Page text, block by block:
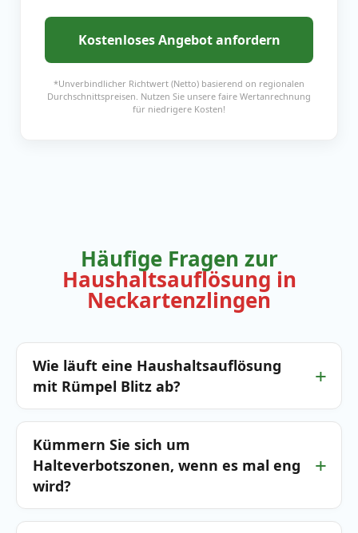
Kostenloses Angebot anfordern
*Unverbindlicher Richtwert (Netto) basierend on regionalen
Durchschnittspreisen. Nutzen Sie unsere faire Wertanrechnung
für niedrigere Kosten!
Häufige Fragen zur
Haushaltsauflösung in
Neckartenzlingen
Wie läuft eine Haushaltsauflösung
mit Rümpel Blitz ab?
Kümmern Sie sich um
Halteverbotszonen, wenn es mal eng
wird?